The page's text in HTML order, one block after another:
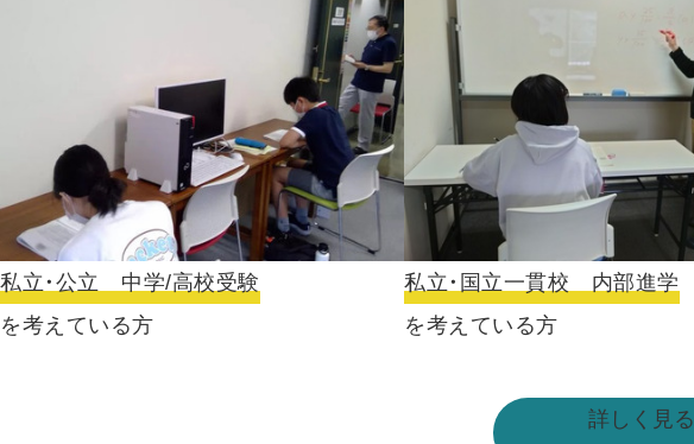
私立・公立 中学/高校受験
を考えている方
私立・国立一貫校 内部進学
を考えている方
詳しく見る